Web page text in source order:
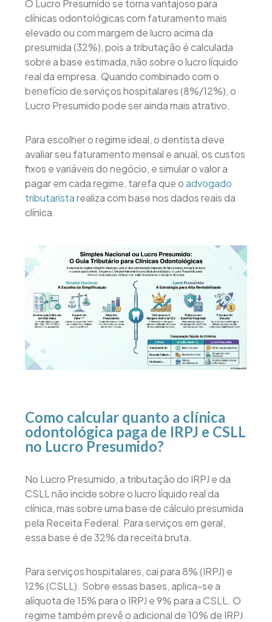
O Lucro Presumido se torna vantajoso para
clínicas odontológicas com faturamento mais
elevado ou com margem de lucro acima da
presumida (32%), pois a tributação é calculada
sobre a base estimada, não sobre o lucro líquido
real da empresa. Quando combinado com o
benefício de serviços hospitalares (8%/12%), o
Lucro Presumido pode ser ainda mais atrativo.
Para escolher o regime ideal, o dentista deve
avaliar seu faturamento mensal e anual, os custos
fixos e variáveis do negócio, e simular o valor a
pagar em cada regime, tarefa que oadvogado
tributaristarealiza com base nos dados reais da
clínica.
Como calcular quanto a clínica
odontológica paga de IRPJ e CSLL
no Lucro Presumido?
No Lucro Presumido, a tributação do IRPJ e da
CSLL não incide sobre o lucro líquido real da
clínica, mas sobre uma base de cálculo presumida
pela Receita Federal. Para serviços em geral,
essa base é de 32% da receita bruta.
Para serviços hospitalares, cai para 8% (IRPJ) e
12% (CSLL). Sobre essas bases, aplica-se a
alíquota de 15% para o IRPJ e 9% para a CSLL. O
regime também prevê o adicional de 10% de IRPJ